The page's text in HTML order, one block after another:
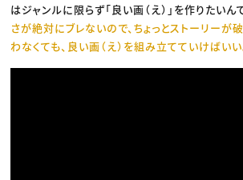
はジャンルに限らず「良い画（え）」を作りたいん
さが絶対にブレないので、ちょっとストーリーが
わなくても、良い画（え）を組み立てていけばいい